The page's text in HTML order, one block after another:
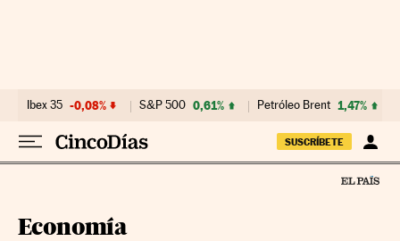
Ibex 35 -0,08% S&P 500 0,61% Petróleo Brent 1,47%
SUSCRÍBETE
Economía